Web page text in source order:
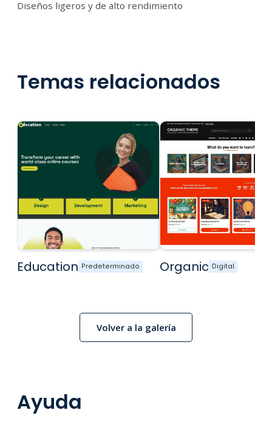
Diseños ligeros y de alto rendimiento
Temas relacionados
Education Predeterminado Organic Digital
Volver a la galería
Ayuda